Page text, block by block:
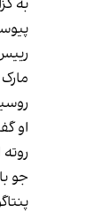
به
رییس‌جمهوری
او
روته افزود: «بیش از۶۰۰ هزار
جو
پنتاگون تخمین می‌زند که ۱۰